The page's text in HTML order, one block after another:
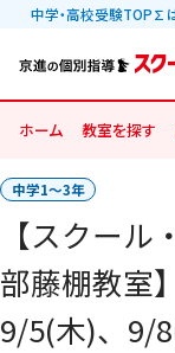
中学・高校受験TOP∑
ホーム 教室を探す
中学1〜3年
【スクール
部藤棚教室】
9/5(木)、9/